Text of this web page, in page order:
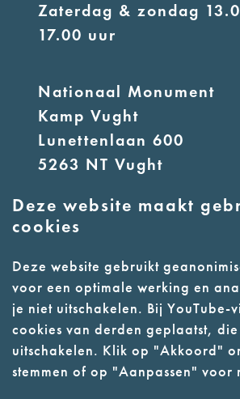
Deze website maakt
cookies
Deze website gebruikt
voor een optimale werking en
je niet uitschakelen. Bij YouTube-
cookies van derden geplaatst,
uitschakelen. Klik op "Akkoord"
stemmen of op "Aanpassen" voor
Zaterdag & zondag
17.00 uur
Nationaal Monument
Kamp Vught
Lunettenlaan 600
5263 NT Vught
E:info@nmkampvught.nl
- Parkeer in de vakken
parkeergarage
- Alleen geleidehonden
toegestaan